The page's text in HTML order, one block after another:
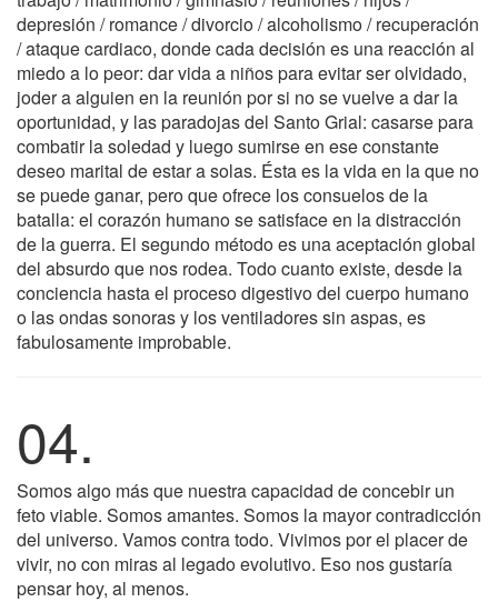
depresión / romance / divorcio / alcoholismo / recuperación
/ ataque cardiaco, donde cada decisión es una reacción al
miedo a lo peor: dar vida a niños para evitar ser olvidado,
joder a alguien en la reunión por si no se vuelve a dar la
oportunidad, y las paradojas del Santo Grial: casarse para
combatir la soledad y luego sumirse en ese constante
deseo marital de estar a solas. Ésta es la vida en la que no
se puede ganar, pero que ofrece los consuelos de la
batalla: el corazón humano se satisface en la distracción
de la guerra. El segundo método es una aceptación global
del absurdo que nos rodea. Todo cuanto existe, desde la
conciencia hasta el proceso digestivo del cuerpo humano
o las ondas sonoras y los ventiladores sin aspas, es
fabulosamente improbable.
04.
Somos algo más que nuestra capacidad de concebir un
feto viable. Somos amantes. Somos la mayor contradicción
del universo. Vamos contra todo. Vivimos por el placer de
vivir, no con miras al legado evolutivo. Eso nos gustaría
pensar hoy, al menos.